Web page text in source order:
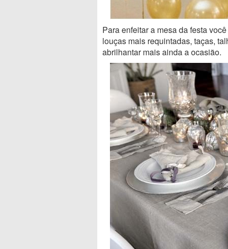
Para enfeitar a mesa da festa
louças mais requintadas, taças,
abrilhantar mais ainda a ocasião.